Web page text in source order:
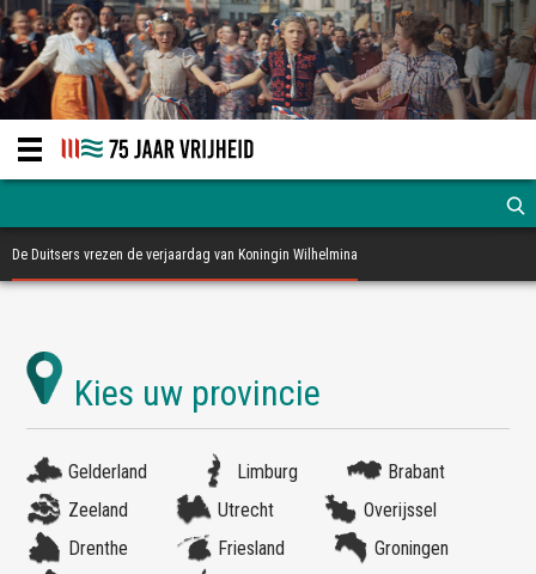
De Duitsers vrezen de verjaardag van Koningin Wilhelmina
Gelderland Limburg
Brabant
Zeeland
Utrecht
Overijssel
Drenthe
Friesland
Groningen